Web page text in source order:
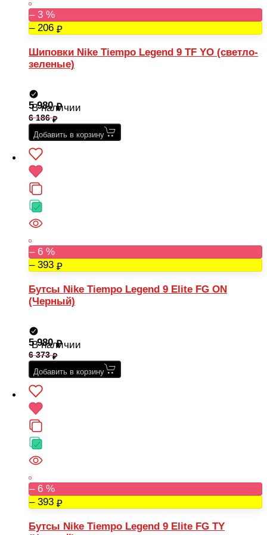
– 3 %
– 206
Шиповки Nike Tiempo Legend 9 TF YO (светло-
зеленые)
В наличии
5 980
6 186
Добавить в корзину
– 6 %
– 393
Бутсы Nike Tiempo Legend 9 Elite FG ON
(Черный)
В наличии
5 980
6 373
Добавить в корзину
– 6 %
– 393
Бутсы Nike Tiempo Legend 9 Elite FG TY